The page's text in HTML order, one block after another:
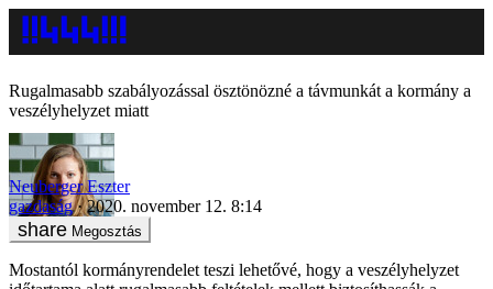
Rugalmasabb szabályozással ösztönözné a távmunkát a kormány a
veszélyhelyzet miatt
Neuberger Eszter
gazdaság
2020. november 12. 8:14
Megosztás
Mostantól kormányrendelet teszi lehetővé, hogy a veszélyhelyzet